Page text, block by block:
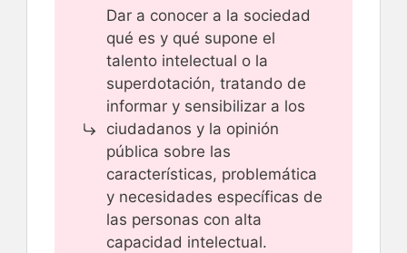
Dar a conocer a la sociedad
qué es y qué supone el
talento intelectual o la
superdotación, tratando de
informar y sensibilizar a los
ciudadanos y la opinión
pública sobre las
características, problemática
y necesidades específicas de
las personas con alta
capacidad intelectual.